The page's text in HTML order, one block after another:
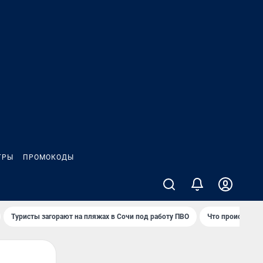
ПРОМОКОДЫ
Туристы загорают на пляжах в Сочи под работу ПВО Что происходит